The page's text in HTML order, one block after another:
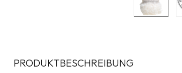
PRODUKTBESCHREIBUNG